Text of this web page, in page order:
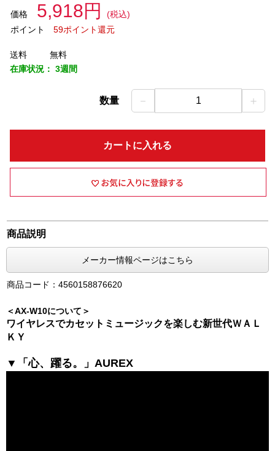
価格 5,918円
(税込)
ポイント
59ポイント還元
送料
無料
在庫状況： 3週間
数量 － 1 ＋
カートに入れる
商品説明
メーカー情報ページはこちら
商品コード：4560158876620
＜AX-W10について＞
ワイヤレスでカセットミュージックを楽しむ新世代ＷＡＬ
ＫＹ
▼「心、躍る。」AUREX